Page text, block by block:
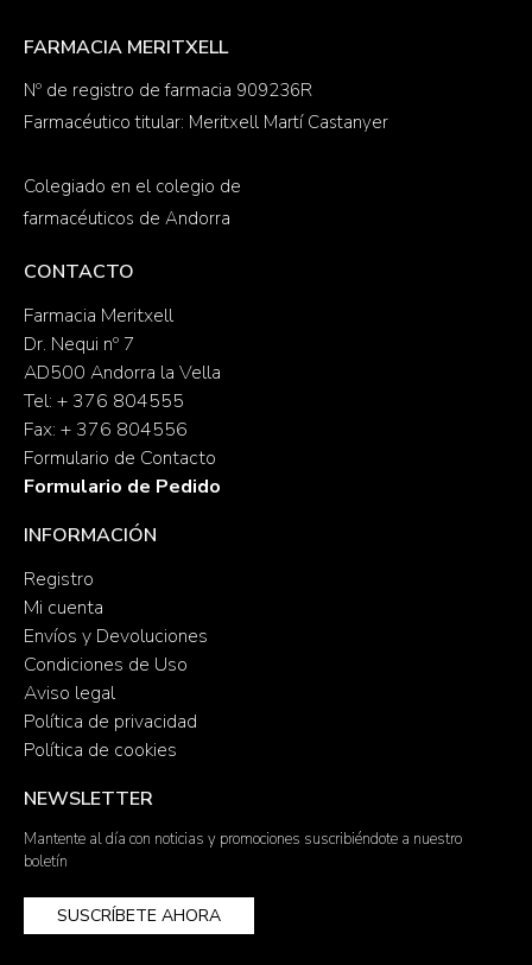
FARMACIA MERITXELL
Nº de registro de farmacia 909236R
Farmacéutico titular: Meritxell Martí Castanyer
Colegiado en el colegio de
farmacéuticos de Andorra
CONTACTO
Farmacia Meritxell
Dr. Nequi nº 7
AD500 Andorra la Vella
Tel: + 376 804555
Fax: + 376 804556
Formulario de Contacto
Formulario de Pedido
INFORMACIÓN
Registro
Mi cuenta
Envíos y Devoluciones
Condiciones de Uso
Aviso legal
Política de privacidad
Política de cookies
NEWSLETTER
Mantente al día con noticias y promociones suscribiéndote a nuestro
boletín
SUSCRÍBETE AHORA